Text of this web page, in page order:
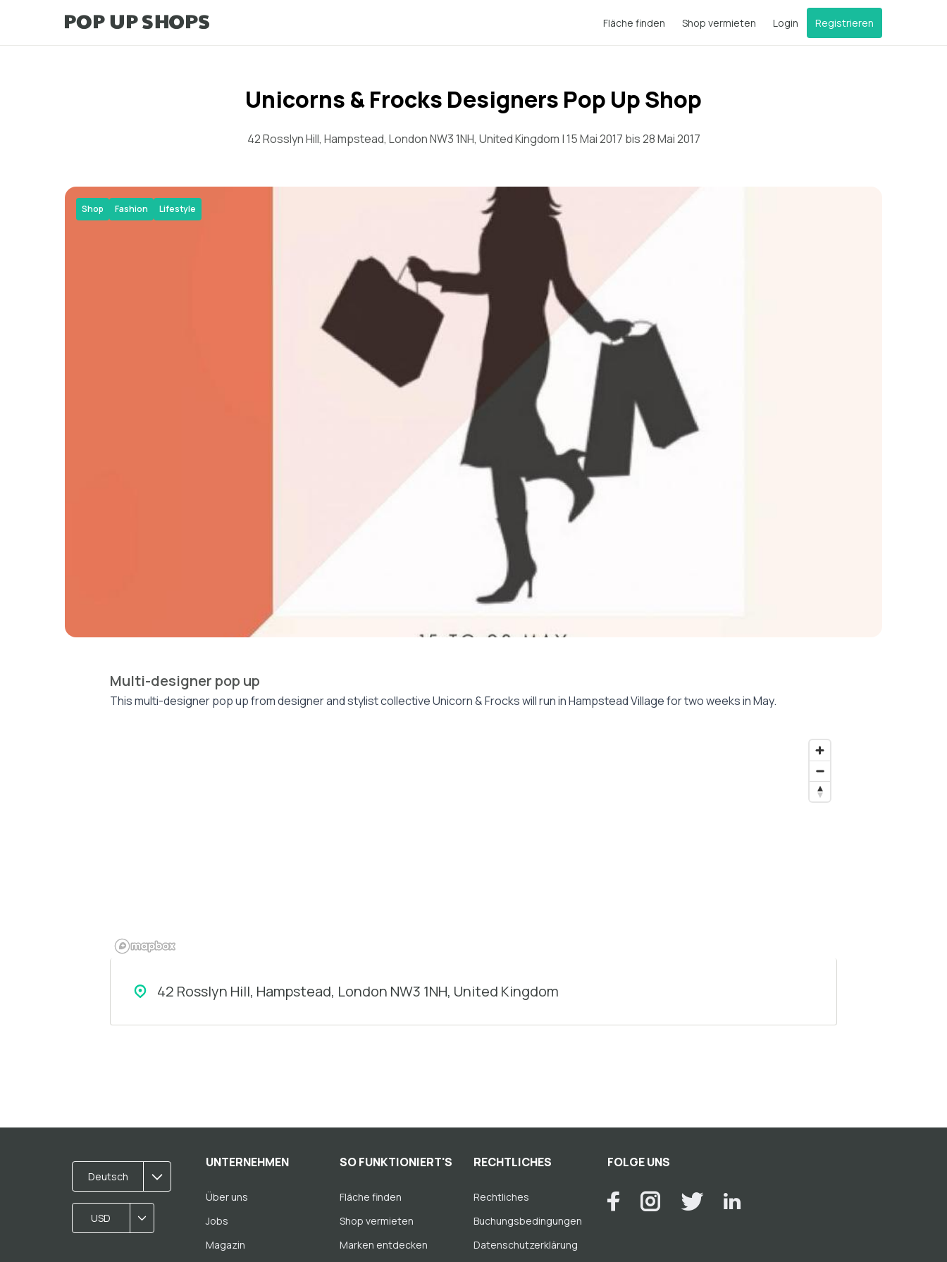
Fläche finden Shop vermieten Login Registrieren
Unicorns & Frocks Designers Pop Up Shop
42 Rosslyn Hill, Hampstead, London NW3 1NH, United Kingdom | 15 Mai 2017 bis 28 Mai 2017
Shop Fashion Lifestyle
Multi-designer pop up
This multi-designer pop up from designer and stylist collective Unicorn & Frocks will run in Hampstead Village for two weeks in May.
42 Rosslyn Hill, Hampstead, London NW3 1NH, United Kingdom
Deutsch
USD
UNTERNEHMEN
Über uns
Jobs
Magazin
SO FUNKTIONIERT'S
Fläche finden
Shop vermieten
Marken entdecken
RECHTLICHES
Rechtliches
Buchungsbedingungen
Datenschutzerklärung
FOLGE UNS